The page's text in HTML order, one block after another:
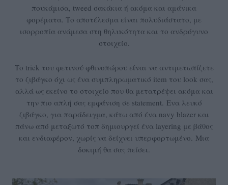
πουκάμισα, tweed σακάκια ή ακόμα και αμάνικα
φορέματα. Το αποτέλεσμα είναι πολυδιάστατο, με
ισορροπία ανάμεσα στη θηλυκότητα και το ανδρόγυνο
στοιχείο.
Το trick του φετινού φθινοπώρου είναι να αντιμετωπίζετε
το ζιβάγκο όχι ως ένα συμπληρωματικό item του look σας,
αλλά ως εκείνο το στοιχείο που θα μετατρέψει ακόμα και
την πιο απλή σας εμφάνιση σε statement. Ενα λευκό
ζιβάγκο, για παράδειγμα, κάτω από ένα navy blazer και
πάνω από μεταξωτό τοπ δημιουργεί ένα layering με βάθος
και ενδιαφέρον, χωρίς να δείχνει υπερφορτωμένο. Μια
δοκιμή θα σας πείσει.